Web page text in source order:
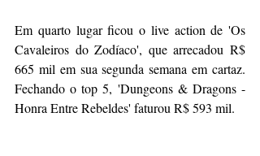
Em quarto lugar ficou o live action de 'Os
Cavaleiros do Zodíaco', que arrecadou R$
665 mil em sua segunda semana em cartaz.
Fechando o top 5, 'Dungeons & Dragons -
Honra Entre Rebeldes' faturou R$ 593 mil.